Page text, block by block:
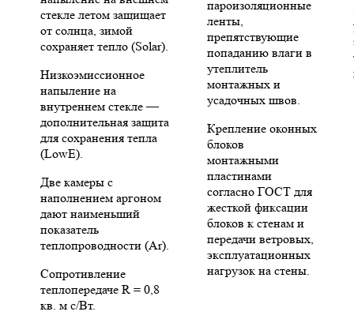
стекле летом защищает
от солнца, зимой
сохраняет тепло (Solar).
Низкоэмиссионное
напыление на
внутреннем стекле —
дополнительная защита
для сохранения тепла
(LowE).
Две камеры с
наполнением аргоном
дают наименьший
показатель
теплопроводности (Ar).
Сопротивление
теплопередаче R = 0,8
кв. м с/Вт.
пароизоляционные
ленты,
препятствующие
попаданию влаги в
утеплитель
монтажных и
усадочных швов.
Крепление оконных
блоков
монтажными
пластинами
согласно ГОСТ для
жесткой фиксации
блоков к стенам и
передачи ветровых,
эксплуатационных
нагрузок на стены.